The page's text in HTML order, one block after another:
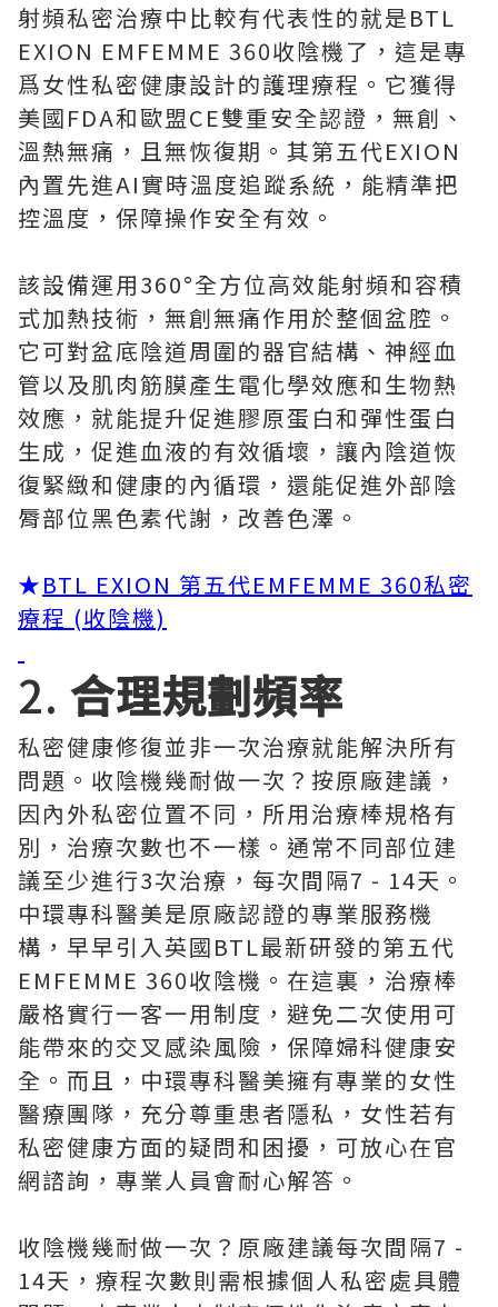
射頻私密治療中比較有代表性的就是BTL
EXION EMFEMME 360收陰機了，這是專
爲女性私密健康設計的護理療程。它獲得
美國FDA和歐盟CE雙重安全認證，無創、
溫熱無痛，且無恢復期。其第五代EXION
內置先進AI實時溫度追蹤系統，能精準把
控溫度，保障操作安全有效。
該設備運用360°全方位高效能射頻和容積
式加熱技術，無創無痛作用於整個盆腔。
它可對盆底陰道周圍的器官結構、神經血
管以及肌肉筋膜產生電化學效應和生物熱
效應，就能提升促進膠原蛋白和彈性蛋白
生成，促進血液的有效循壞，讓內陰道恢
復緊緻和健康的內循環，還能促進外部陰
脣部位黑色素代謝，改善色澤。
★BTL EXION 第五代EMFEMME 360私密
療程 (收陰機)
2. 合理規劃頻率
私密健康修復並非一次治療就能解決所有
問題。收陰機幾耐做一次？按原廠建議，
因內外私密位置不同，所用治療棒規格有
別，治療次數也不一樣。通常不同部位建
議至少進行3次治療，每次間隔7 - 14天。
中環專科醫美是原廠認證的專業服務機
構，早早引入英國BTL最新研發的第五代
EMFEMME 360收陰機。在這裏，治療棒
嚴格實行一客一用制度，避免二次使用可
能帶來的交叉感染風險，保障婦科健康安
全。而且，中環專科醫美擁有專業的女性
醫療團隊，充分尊重患者隱私，女性若有
私密健康方面的疑問和困擾，可放心在官
網諮詢，專業人員會耐心解答。
收陰機幾耐做一次？原廠建議每次間隔7 -
14天，療程次數則需根據個人私密處具體